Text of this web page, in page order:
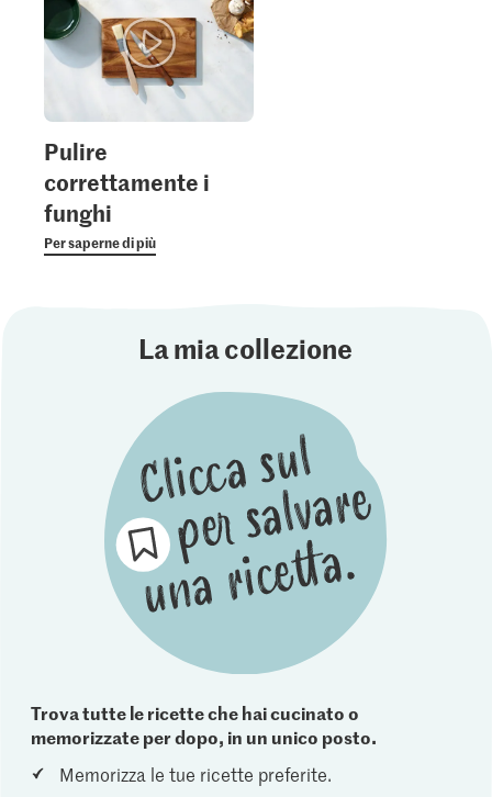
Pulire
correttamente i
funghi
Per saperne di più
La mia collezione
Trova tutte le ricette che hai cucinato o
memorizzate per dopo, in un unico posto.
Memorizza le tue ricette preferite.